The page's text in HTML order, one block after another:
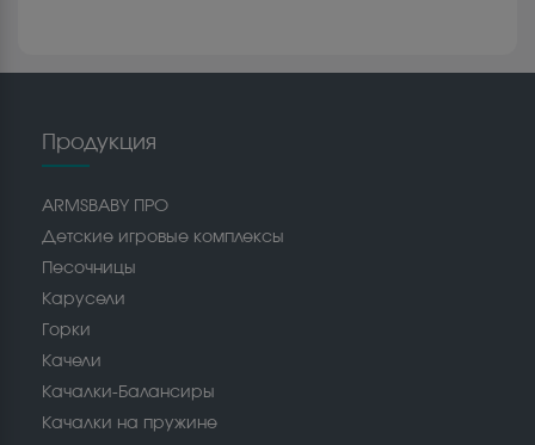
Продукция
ARMSBABY ПРО
Детские игровые комплексы
Песочницы
Карусели
Горки
Качели
Качалки-Балансиры
Качалки на пружине